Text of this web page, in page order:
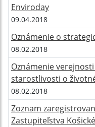
Enviroday
09.04.2018
Oznámenie o
08.02.2018
Oznámenie
starostlivosti o
08.02.2018
Zoznam
Zastupiteľstva